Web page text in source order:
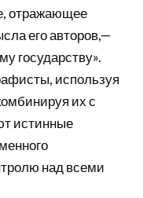
отражающее
его авторов,—
государству».
используя
их с
истинные
над всеми